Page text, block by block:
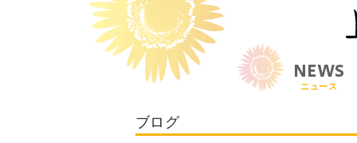
ニュース
NEWS
ブログ